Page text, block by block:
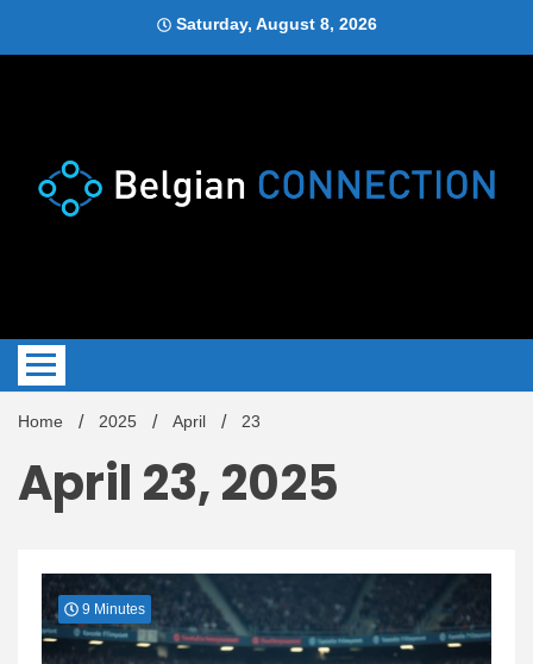
content
Saturday, August 8, 2026
Home 2025 April 23
April 23, 2025
9 Minutes